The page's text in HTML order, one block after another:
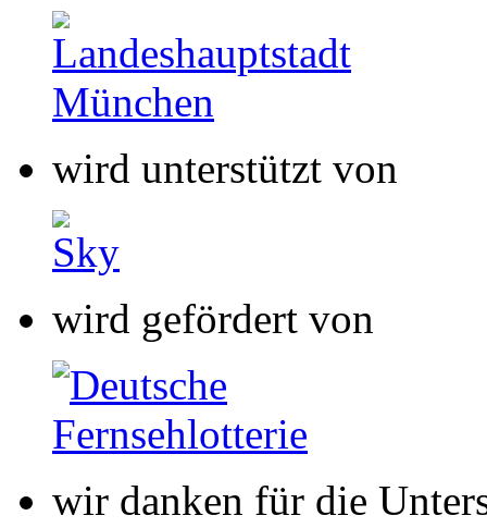
wird unterstützt von
wird gefördert von
wir danken für die